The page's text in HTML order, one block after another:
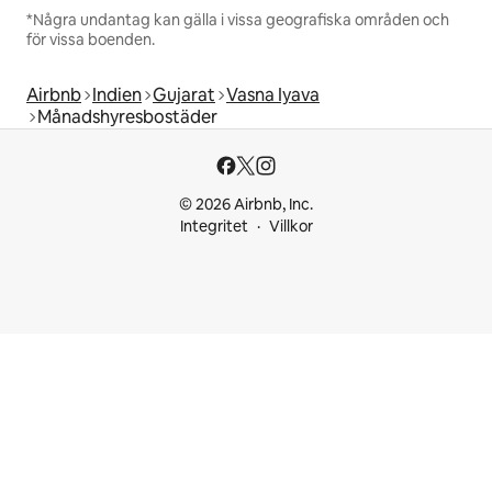
*Några undantag kan gälla i vissa geografiska områden och
för vissa boenden.
Airbnb Indien Gujarat Vasna Iyava
Månadshyresbostäder
© 2026 Airbnb, Inc.
Integritet
Villkor